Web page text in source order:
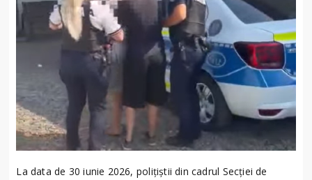
La data de 30 iunie 2026, polițiștii din cadrul Secției de